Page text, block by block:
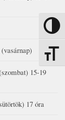
Nagy
15-19
17 óra